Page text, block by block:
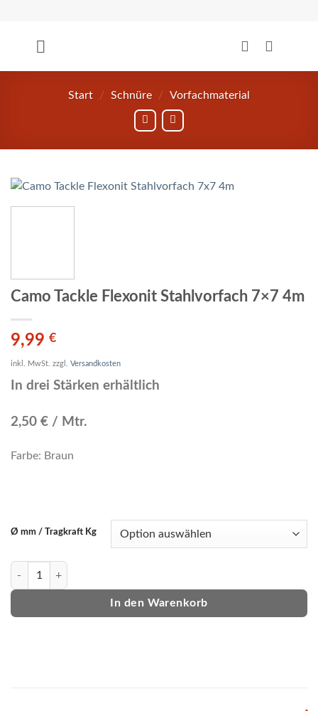
springen
Start / Schnüre / Vorfachmaterial
Camo Tackle Flexonit Stahlvorfach 7×7 4m
9,99 €
inkl. MwSt. zzgl. Versandkosten
In drei Stärken erhältlich
2,50 € / Mtr.
Farbe: Braun
Ø mm / Tragkraft Kg
Camo Tackle Flexonit Stahlvorfach 7x7 4m Menge
In den Warenkorb